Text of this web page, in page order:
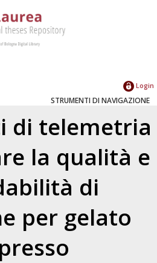
Login
STRUMENTI DI NAVIGAZIONE
di telemetria
la qualità e
di
per gelato